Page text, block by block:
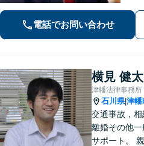
電話でお問い合わせ
横見 健太
津幡法律事務所
石川県|津幡
交通事故，相
離婚その他一
サポート。